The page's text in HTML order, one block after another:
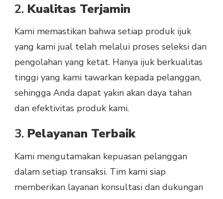
2. Kualitas Terjamin
Kami memastikan bahwa setiap produk ijuk
yang kami jual telah melalui proses seleksi dan
pengolahan yang ketat. Hanya ijuk berkualitas
tinggi yang kami tawarkan kepada pelanggan,
sehingga Anda dapat yakin akan daya tahan
dan efektivitas produk kami.
3. Pelayanan Terbaik
Kami mengutamakan kepuasan pelanggan
dalam setiap transaksi. Tim kami siap
memberikan layanan konsultasi dan dukungan